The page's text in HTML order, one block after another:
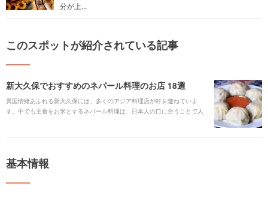
分が上...
このスポットが紹介されている記事
新大久保でおすすめのネパール料理のお店 18選
異国情緒あふれる新大久保には、多くのアジア料理店が軒を連ねていま
す。中でも主食をお米とするネパール料理は、日本人の口に合うことで人
基本情報